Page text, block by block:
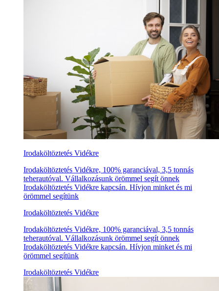
Irodaköltöztetés Vidékre
Irodaköltöztetés Vidékre, 100% garanciával, 3,5 tonnás
teherautóval. Vállalkozásunk örömmel segít önnek
Irodaköltöztetés Vidékre kapcsán. Hívjon minket és mi
örömmel segítünk
Irodaköltöztetés Vidékre
Irodaköltöztetés Vidékre, 100% garanciával, 3,5 tonnás
teherautóval. Vállalkozásunk örömmel segít önnek
Irodaköltöztetés Vidékre kapcsán. Hívjon minket és mi
örömmel segítünk
Irodaköltöztetés Vidékre